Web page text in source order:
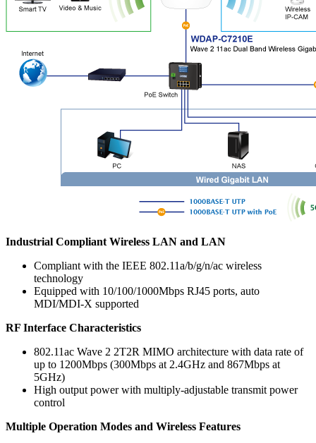
Industrial Compliant Wireless LAN and LAN
Compliant with the IEEE 802.11a/b/g/n/ac wireless
technology
Equipped with 10/100/1000Mbps RJ45 ports, auto
MDI/MDI-X supported
RF Interface Characteristics
802.11ac Wave 2 2T2R MIMO architecture with data rate of
up to 1200Mbps (300Mbps at 2.4GHz and 867Mbps at
5GHz)
High output power with multiply-adjustable transmit power
control
Multiple Operation Modes and Wireless Features